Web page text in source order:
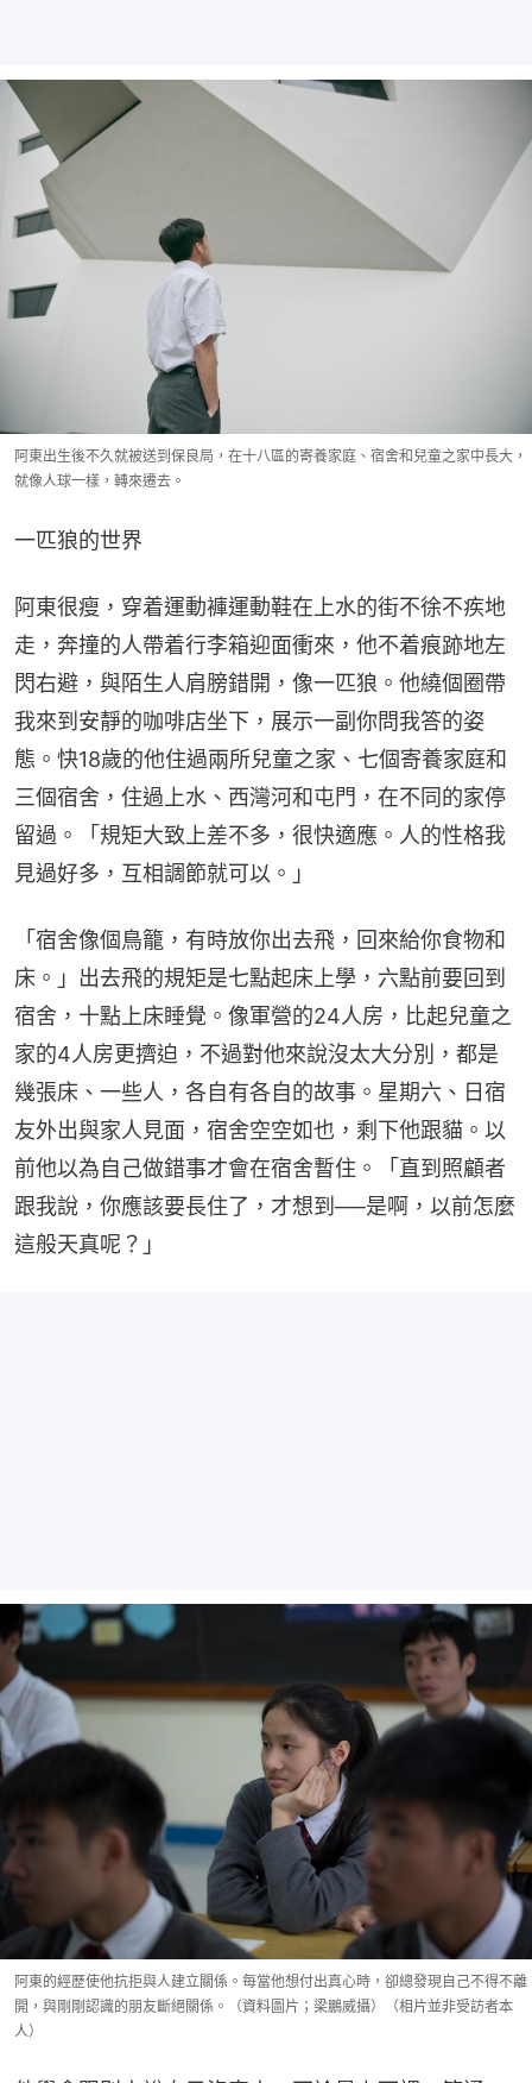
阿東出生後不久就被送到保良局，在十八區的寄養家庭、宿舍和兒童之家中長大，
就像人球一樣，轉來遷去。
一匹狼的世界
阿東很瘦，穿着運動褲運動鞋在上水的街不徐不疾地
走，奔撞的人帶着行李箱迎面衝來，他不着痕跡地左
閃右避，與陌生人肩膀錯開，像一匹狼。他繞個圈帶
我來到安靜的咖啡店坐下，展示一副你問我答的姿
態。快18歲的他住過兩所兒童之家、七個寄養家庭和
三個宿舍，住過上水、西灣河和屯門，在不同的家停
留過。「規矩大致上差不多，很快適應。人的性格我
見過好多，互相調節就可以。」
「宿舍像個鳥籠，有時放你出去飛，回來給你食物和
床。」出去飛的規矩是七點起床上學，六點前要回到
宿舍，十點上床睡覺。像軍營的24人房，比起兒童之
家的4人房更擠迫，不過對他來說沒太大分別，都是
幾張床、一些人，各自有各自的故事。星期六、日宿
友外出與家人見面，宿舍空空如也，剩下他跟貓。以
前他以為自己做錯事才會在宿舍暫住。「直到照顧者
跟我說，你應該要長住了，才想到──是啊，以前怎麼
這般天真呢？」
阿東的經歷使他抗拒與人建立關係。每當他想付出真心時，卻總發現自己不得不離
開，與剛剛認識的朋友斷絕關係。（資料圖片；梁鵬威攝）（相片並非受訪者本
人）